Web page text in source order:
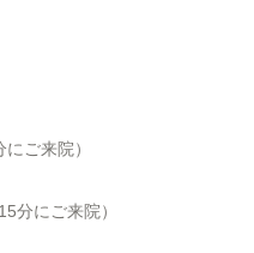
ご来院）
分にご来院）